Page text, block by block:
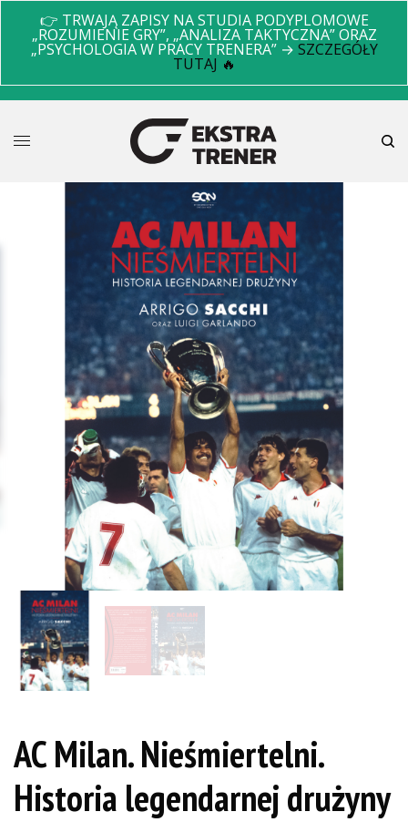
👉 TRWAJĄ ZAPISY NA STUDIA PODYPLOMOWE
„ROZUMIENIE GRY”, „ANALIZA TAKTYCZNA” ORAZ
„PSYCHOLOGIA W PRACY TRENERA” → SZCZEGÓŁY
TUTAJ 🔥
AC Milan. Nieśmiertelni.
Historia legendarnej drużyny